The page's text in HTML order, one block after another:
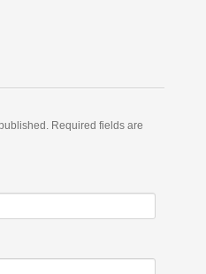
Required fields are